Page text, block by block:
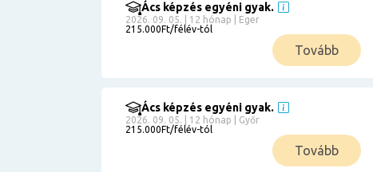
Részletfizetéssel
Ács képzés egyéni gyak.
2026. 09. 05. | 12 hónap | Eger
215.000Ft/félév-tól
Tovább
Ács képzés egyéni gyak.
2026. 09. 05. | 12 hónap | Győr
215.000Ft/félév-tól
Tovább